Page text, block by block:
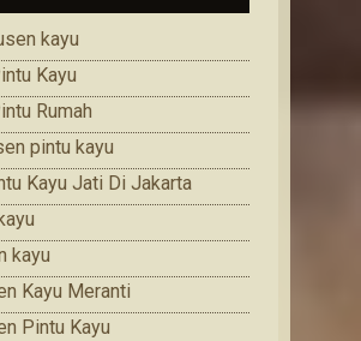
kayu
Kayu
Rumah
pintu kayu
Kayu Jati Di Jakarta
kayu
Kayu Meranti
Pintu Kayu